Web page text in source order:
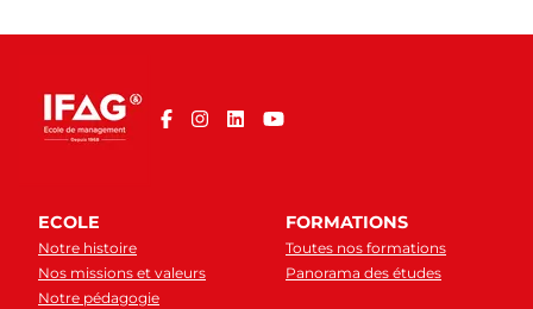
ECOLE
Notre histoire
Nos missions et valeurs
Notre pédagogie
FORMATIONS
Toutes nos formations
Panorama des études